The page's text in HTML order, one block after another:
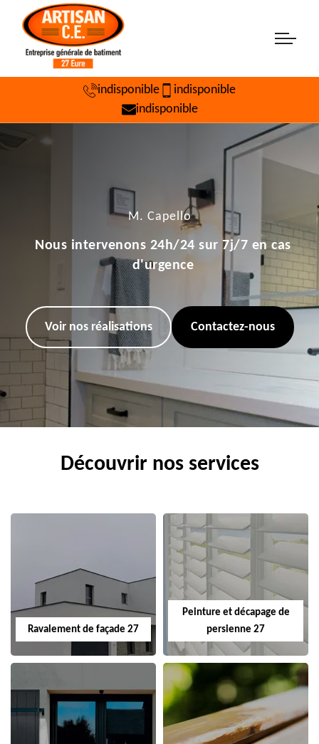
indisponible
indisponible
indisponible
M. Capello
Nous intervenons 24h/24 sur 7j/7 en cas
d'urgence
Voir nos réalisations Contactez-nous
Découvrir nos services
Ravalement de façade 27
Peinture et décapage de
persienne 27